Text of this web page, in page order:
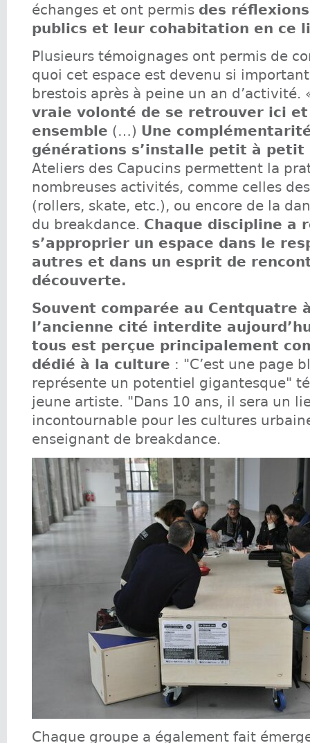
échanges et ont permis des
publics et leur cohabitation en ce
Plusieurs témoignages ont permis de
quoi cet espace est devenu si
brestois après à peine un an d’activité.
vraie volonté de se retrouver ici
ensemble (…) Une
générations s’installe petit à petit
Ateliers des Capucins permettent la
nombreuses activités, comme celles
(rollers, skate, etc.), ou encore de la
du breakdance. Chaque discipline a
s’approprier un espace dans le
autres et dans un esprit de
découverte.
Souvent comparée au Centquatre
l’ancienne cité interdite
tous est perçue principalement
dédié à la culture : "C’est une page
représente un potentiel gigantesque"
jeune artiste. "Dans 10 ans, il sera un
incontournable pour les cultures
enseignant de breakdance.
Chaque groupe a également fait